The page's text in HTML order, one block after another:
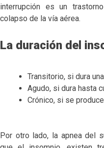
interrupción es un
colapso de la vía aérea.
La duración del
Transitorio, si dura
Agudo, si dura hasta
Crónico, si se
Por otro lado, la apnea del